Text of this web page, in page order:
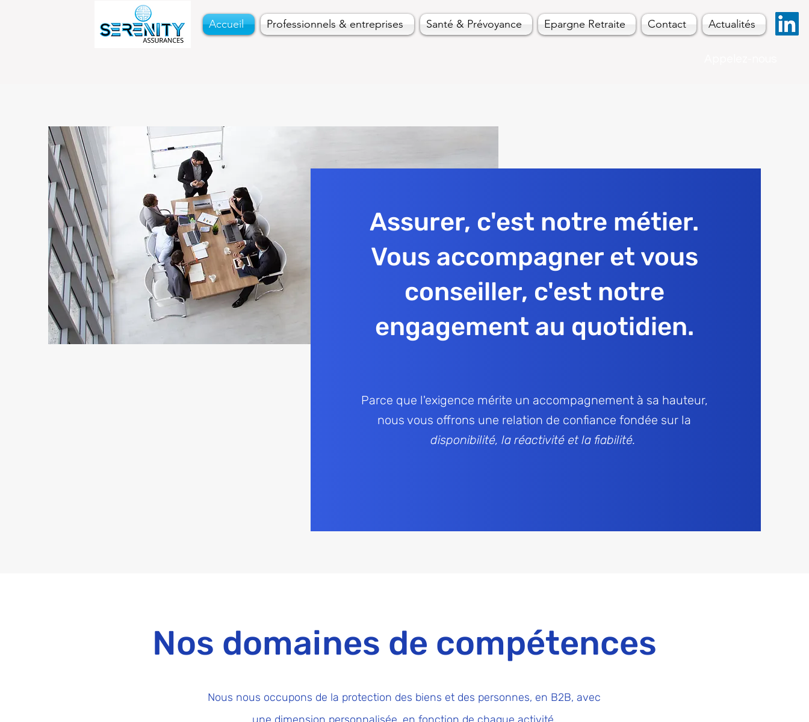
Accueil Professionnels & entreprises Santé & Prévoyance Epargne Retraite Contact Actualités
Assurer, c'est notre métier.
Vous accompagner et vous
conseiller, c'est notre
engagement au quotidien.
Parce que l'exigence mérite un accompagnement à sa hauteur,
nous vous offrons une relation de confiance fondée sur la
disponibilité, la réactivité et la fiabilité.
Nos domaines de compétences
Nous nous occupons de la protection des biens et des personnes, en B2B, avec